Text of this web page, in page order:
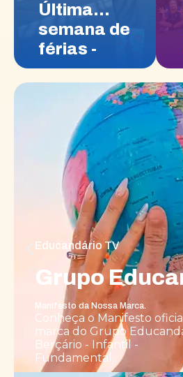
Última
semana de
férias -
(Extensão)
Educandário TV
Grupo
Manifesto da Nossa Marca.
Conheça o Manifesto
marca do Grupo
Berçário - Infantil -
Fundamental.